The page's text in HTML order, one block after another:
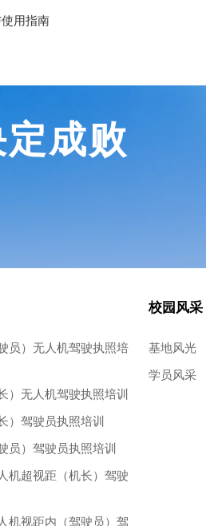
用指南
成败
员）无人机驾驶执照培
）无人机驾驶执照培训
）驾驶员执照培训
员）驾驶员执照培训
机超视距（机长）驾驶
机视距内（驾驶员）驾
校园风采
基地风光
学员风采